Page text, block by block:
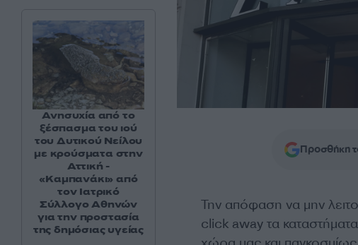
Προσθήκη
Την απόφαση να μην
click away τα
Ανησυχία από το
ξέσπασμα του ιού
του Δυτικού Νείλου
με κρούσματα στην
Αττική -
«Καμπανάκι» από
τον Ιατρικό
Σύλλογο Αθηνών
για την προστασία
της δημόσιας υγείας